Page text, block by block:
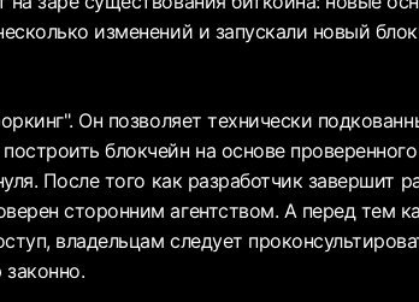
изменений и запускали новый
Он позволяет технически
блокчейн на основе
После того как разработчик завершит
сторонним агентством. А перед тем
владельцам следует